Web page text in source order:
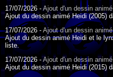
17/07/2026 - Ajout d'un dessin animé
Ajout du dessin animé Heidi (2005)
17/07/2026 - Ajout d'un dessin animé
Ajout du dessin animé Heidi et le
liste.
17/07/2026 - Ajout d'un dessin animé
Ajout du dessin animé Heidi (2015)